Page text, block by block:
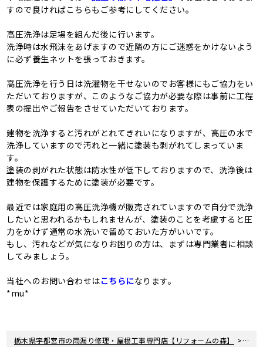
すので良ければこちらもご参考にしてください。
高圧洗浄は足場を組んだ後に行います。
洗浄時は水飛沫をあげますので近隣の方にご迷惑をかけないよう
に必ず養生ネットを張っておきます。
高圧洗浄を行う日は洗濯物を干せないのでお客様にもご協力をい
ただいておりますが、このようなご協力が必要な際は事前に工程
表の提出やご報告をさせていただいております。
建物を洗浄すると汚れがとれてきれいになりますが、高圧の水で
洗浄していますので汚れと一緒に塗装も剥がれてしまっていま
す。
塗装の剥がれた状態は防水性が低下しておりますので、洗浄後は
建物を保護するために塗装が必要です。
最近では家庭用の高圧洗浄機が販売されていますので自分で洗浄
したいと思われるかもしれませんが、塗装のことを考慮すると圧
力をかけず通常の水洗いで留めておいた方がいいです。
もし、汚れなどが気になりお困りの方は、まずは専門業者に相談
してみましょう。
当社へのお問い合わせはこちらになります。
*mu*
栃木県宇都宮市の雨漏り修理・屋根工事専門店【リフォームの森】 > 新着